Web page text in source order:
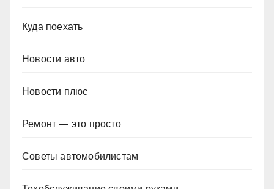
Куда поехать
Новости авто
Новости плюс
Ремонт — это просто
Советы автомобилистам